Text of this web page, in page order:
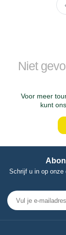
‹
Niet
Voor meer
kunt
Schrijf u in op onze